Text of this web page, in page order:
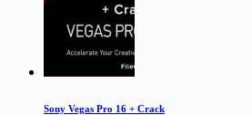
Sony Vegas Pro 16 + Crack